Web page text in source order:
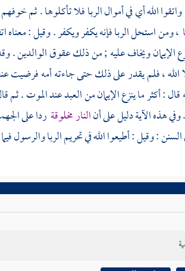
الله أي في أموال الربا فلا تأكلوها . ثم
، ومن استحل الربا فإنه يكفر ويكفر . وقيل :
الإيمان ويخاف عليه ; من ذلك عقوق الوالدين .
الله ، فلم يقدر على ذلك حتى جاءته أمه فرضيت
قال : أكثر ما ينزع الإيمان من العبد عند الموت . ثم
هذه الآية دليل على أنالنار مخلوقة ردا على
: وقيل : أطيعوا الله في تحريم الربا والرسول